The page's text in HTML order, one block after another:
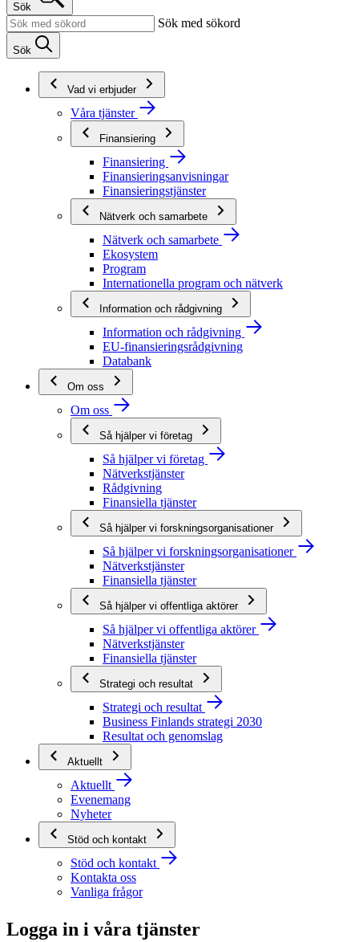
Sök
Sök med sökord
Sök
Vad vi erbjuder
Våra tjänster
Finansiering
Finansiering
Finansieringsanvisningar
Finansieringstjänster
Nätverk och samarbete
Nätverk och samarbete
Ekosystem
Program
Internationella program och nätverk
Information och rådgivning
Information och rådgivning
EU-finansieringsrådgivning
Databank
Om oss
Om oss
Så hjälper vi företag
Så hjälper vi företag
Nätverkstjänster
Rådgivning
Finansiella tjänster
Så hjälper vi forskningsorganisationer
Så hjälper vi forskningsorganisationer
Nätverkstjänster
Finansiella tjänster
Så hjälper vi offentliga aktörer
Så hjälper vi offentliga aktörer
Nätverkstjänster
Finansiella tjänster
Strategi och resultat
Strategi och resultat
Business Finlands strategi 2030
Resultat och genomslag
Aktuellt
Aktuellt
Evenemang
Nyheter
Stöd och kontakt
Stöd och kontakt
Kontakta oss
Vanliga frågor
Logga in i våra tjänster